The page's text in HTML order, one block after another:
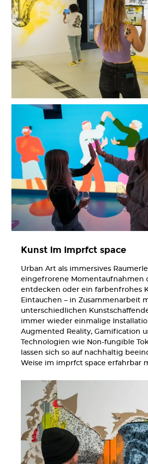
Kunst im imprfct space
Urban Art als immersives
eingefrorene Momentaufnahmen
entdecken oder ein farbenfrohes
Eintauchen – in Zusammenarbeit
unterschiedlichen
immer wieder einmalige
Augmented Reality, Gamification
Technologien wie Non-fungible
lassen sich so auf nachhaltig
Weise im imprfct space erfahrbar